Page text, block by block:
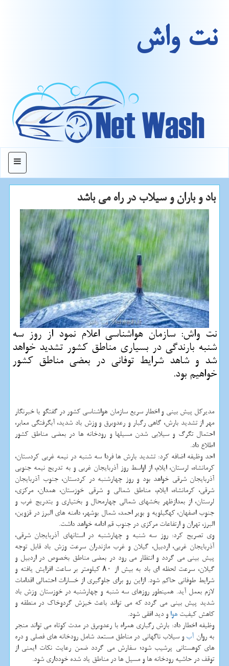
نت واش
منو
باد و باران و سیلاب در راه می باشد
نت واش: سازمان هواشناسی اعلام نمود از روز سه
شنبه بارندگی در بسیاری مناطق كشور تشدید خواهد
شد و شاهد شرایط توفانی در بعضی مناطق كشور
خواهیم بود.
مدیركل پیش بینی و اخطار سریع سازمان هواشناسی كشور در گفتگو با خبرنگار
مهر از تشدید بارش، گاهی رگبار و رعدوبرق و وزش باد شدید، آبگرفتگی معابر،
احتمال تگرگ و سیلابی شدن مسیلها و رودخانه ها در بعضی مناطق كشور
اطلاع داد.
احد وظیفه اضافه كرد: تشدید بارش ها فردا سه شنبه در نیمه غربی كردستان،
كرمانشاه، لرستان، ایلام، از اواسط روز آذربایجان غربی و به تدریج نیمه جنوبی
آذربایجان شرقی خواهد بود و روز چهارشنبه در كردستان، جنوب آذربایجان
شرقی، كرمانشاه، ایلام، مناطق شمالی و شرقی خوزستان، همدان، مركزی،
لرستان، از بعدازظهر بخشهای شمالی چهارمحال و بختیاری و بتدریج غرب و
جنوب اصفهان، كهگیلویه و بویر احمد، شمال بوشهر، دامنه های البرز در قزوین،
البرز، تهران و ارتفاعات مركزی در جنوب قم ادامه خواهد داشت.
وی تصریح كرد: روز سه شنبه و چهارشنبه در استانهای آذربایجان شرقی،
آذربایجان غربی، اردبیل، گیلان و غرب مازندران سرعت وزش باد قابل توجه
پیش بینی می گردد و انتظار می رود در بعضی مناطق بخصوص در اردبیل و
گیلان، سرعت لحظه ای باد به بیش از ۸۰ كیلومتر بر ساعت افزایش یافته و
شرایط طوفانی حاكم شود. ازاین رو برای جلوگیری از خسارات احتمالی اقدامات
لازم بعمل آید. همینطور روزهای سه شنبه و چهارشنبه در خوزستان وزش باد
شدید پیش بینی می گردد كه می تواند باعث خیزش گردوخاك در منطقه و
كاهش كیفیتهواو دید افقی شود.
وظیفه اخطار داد: بارش رگباری همراه با رعدوبرق در مدت كوتاه می تواند منجر
به روان آبو سیلاب ناگهانی در مناطق مستعد شامل رودخانه های فصلی و دره
های كوهستانی پرشیب شود؛ سفارش می گردد ضمن رعایت نكات ایمنی از
توقف در حاشیه رودخانه ها و مسیل ها در مناطق یاد شده خودداری شود.